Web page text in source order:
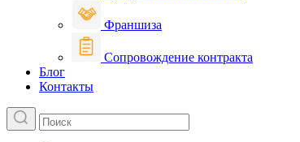
Франшиза
Сопровождение контракта
Блог
Контакты